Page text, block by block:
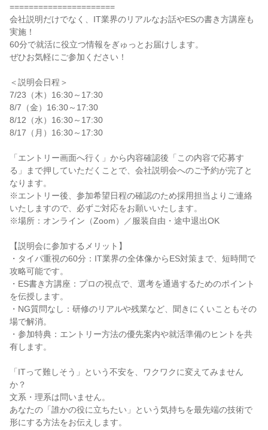
======================
会社説明だけでなく、IT業界のリアルなお話やESの書き方講座も
実施！
60分で就活に役立つ情報をぎゅっとお届けします。
ぜひお気軽にご参加ください！
＜説明会日程＞
7/23（木）16:30～17:30
8/7（金）16:30～17:30
8/12（水）16:30～17:30
8/17（月）16:30～17:30
「エントリー画面へ行く」から内容確認後「この内容で応募す
る」まで押していただくことで、会社説明会へのご予約が完了と
なります。
※エントリー後、参加希望日程の確認のため採用担当よりご連絡
いたしますので、必ずご対応をお願いいたします。
※場所：オンライン（Zoom）／服装自由・途中退出OK
【説明会に参加するメリット】
・タイパ重視の60分：IT業界の全体像からES対策まで、短時間で
攻略可能です。
・ES書き方講座：プロの視点で、選考を通過するためのポイント
を伝授します。
・NG質問なし：研修のリアルや残業など、聞きにくいこともその
場で解消。
・参加特典：エントリー方法の優先案内や就活準備のヒントを共
有します。
「ITって難しそう」という不安を、ワクワクに変えてみません
か？
文系・理系は問いません。
あなたの「誰かの役に立ちたい」という気持ちを最先端の技術で
形にする方法をお伝えします。